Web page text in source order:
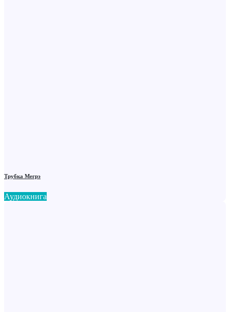
Трубка Мегрэ
Аудиокнига